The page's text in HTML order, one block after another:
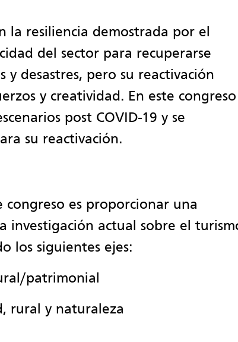
la resiliencia demostrada por el
del sector para recuperarse
desastres, pero su reactivación
y creatividad. En este congreso
post COVID-19 y se
su reactivación.
congreso es proporcionar una
investigación actual sobre el
los siguientes ejes:
patrimonial
rural y naturaleza